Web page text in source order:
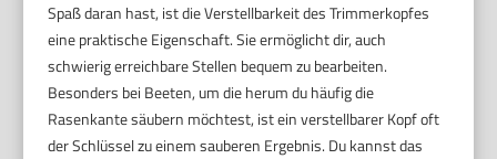
Spaß daran hast, ist die Verstellbarkeit des Trimmerkopfes
eine praktische Eigenschaft. Sie ermöglicht dir, auch
schwierig erreichbare Stellen bequem zu bearbeiten.
Besonders bei Beeten, um die herum du häufig die
Rasenkante säubern möchtest, ist ein verstellbarer Kopf oft
der Schlüssel zu einem sauberen Ergebnis. Du kannst das